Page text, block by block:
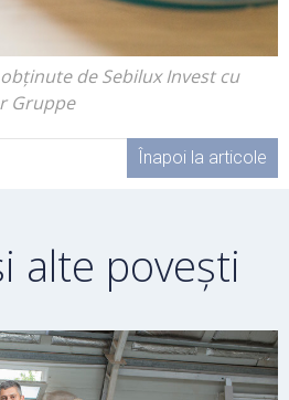
de Sebilux Invest cu
Gruppe
Înapoi la articole
alte povești